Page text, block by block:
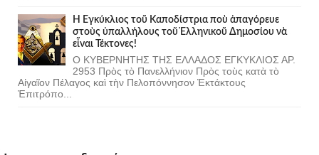
Ἡ Ἐγκύκλιος τοῦ Καποδίστρια ποὺ ἀπαγόρευε
στοὺς ὑπαλλήλους τοῦ Ἑλληνικοῦ Δημοσίου νὰ
εἶναι Τέκτονες!
Ο ΚΥΒΕΡΝΗΤΗΣ ΤΗΣ ΕΛΛΑΔΟΣ ΕΓΚΥΚΛΙΟΣ ΑΡ.
2953 Πρὸς τὸ Πανελλήνιον Πρὸς τοὺς κατὰ τὸ
Αἰγαῖον Πέλαγος καὶ τὴν Πελοπόννησον Ἐκτάκτους
Ἐπιτρόπο...